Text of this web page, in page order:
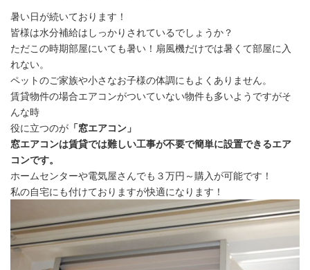
暑い日が続いております！
皆様は水分補給はしっかりされているでしょうか？
ただこの時期部屋にいても暑い！扇風機だけでは暑くて部屋に入
れない。
ペットのご家族や小さなお子様の体調にもよくありません。
賃貸物件の場合エアコンがついていない物件も多いようですがそ
んな時
役に立つのが 「窓エアコン」
窓エアコンは賃貸では難しい工事が不要で簡単に設置できるエア
コンです。
ホームセンターや電気屋さんでも３万円～購入が可能です！
私の自宅にも付けておりますが快適になります！